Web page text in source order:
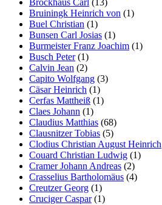
Brockhaus Carl (13)
Bruiningk Heinrich von (1)
Buel Christian (1)
Bunsen Carl Josias (1)
Burmeister Franz Joachim (1)
Busch Peter(1)
Calvin Jean (2)
Capito Wolfgang (3)
Cäsar Heinrich (1)
Cerfas Mattheiß (1)
Claes Johann (1)
Claudius Matthias (68)
Clausnitzer Tobias (5)
Clodius Christian August Heinrich
Couard Christian Ludwig (1)
Cramer Johann Andreas (2)
Crasselius Bartholomäus (4)
Creutzer Georg (1)
Cruciger Caspar(1)